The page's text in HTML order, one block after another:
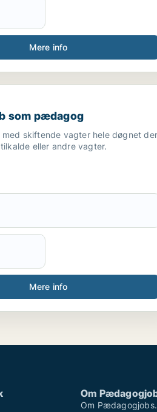
Mere info
pædagog
som pædagog
med skiftende vagter hele døgnet der
eller andre vagter.
Mere info
Om
Om